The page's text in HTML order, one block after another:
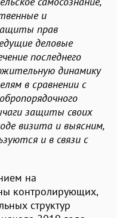
и
прав
деловые
последнего
динамику
в сравнении с
защиты своих
визита и выясним,
и в связи с
на
контролирующих,
структур